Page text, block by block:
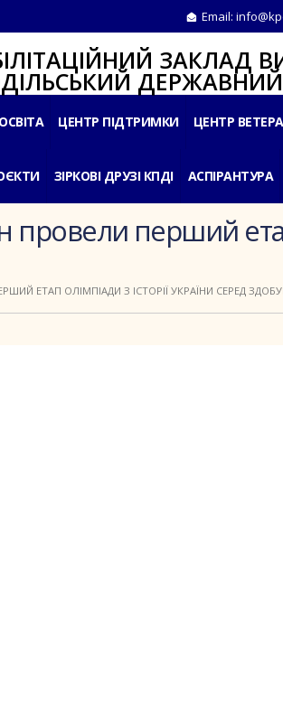
Email:
ЗАКЛАД
ДЕРЖАВНИЙ
ЦЕНТР ПІДТРИМКИ ЦЕНТР
ЗІРКОВІ ДРУЗІ КПДІ АСПІРАНТУРА
провели перший
ЕТАП ОЛІМПІАДИ З ІСТОРІЇ УКРАЇНИ СЕРЕД